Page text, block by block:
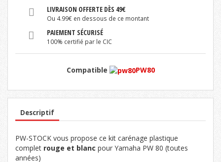
LIVRAISON OFFERTE DÈS 49€
Ou 4.99€ en dessous de ce montant
PAIEMENT SÉCURISÉ
100% certifié par le CIC
Compatible PW80
Descriptif
PW-STOCK vous propose ce kit carénage plastique
complet rouge et blanc pour Yamaha PW 80 (toutes
années)